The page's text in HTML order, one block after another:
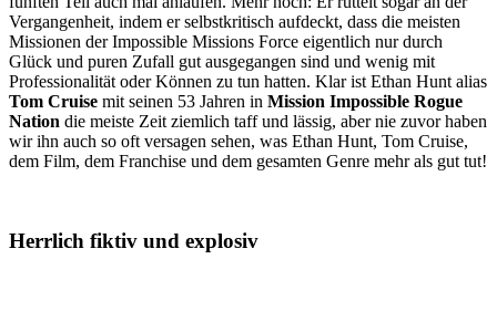
Vergangenheit, indem er selbstkritisch aufdeckt, dass die meisten
Missionen der Impossible Missions Force eigentlich nur durch
Glück und puren Zufall gut ausgegangen sind und wenig mit
Professionalität oder Können zu tun hatten. Klar ist Ethan Hunt alias
Tom Cruise mit seinen 53 Jahren in Mission Impossible Rogue
Nation die meiste Zeit ziemlich taff und lässig, aber nie zuvor haben
wir ihn auch so oft versagen sehen, was Ethan Hunt, Tom Cruise,
dem Film, dem Franchise und dem gesamten Genre mehr als gut tut!
Herrlich fiktiv und explosiv